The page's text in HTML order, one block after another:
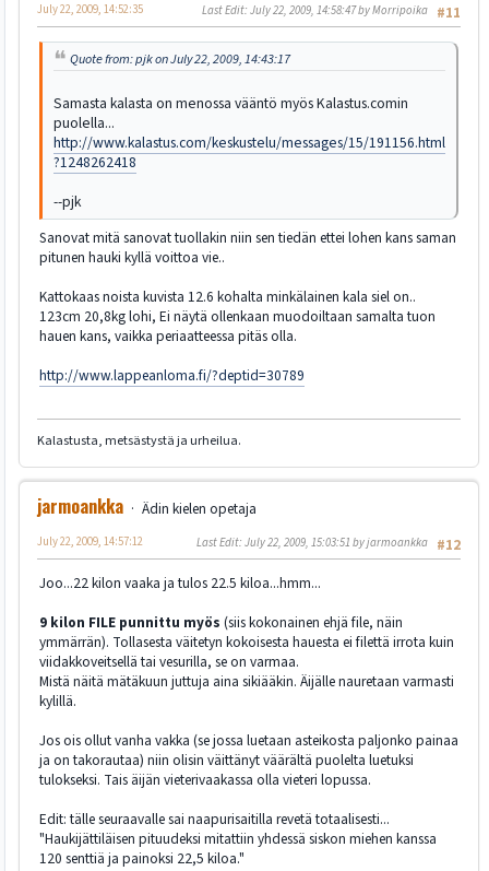
#11
July 22, 2009, 14:52:35 Last Edit: July 22, 2009, 14:58:47 by Morripoika
Quote from: pjk on July 22, 2009, 14:43:17
Samasta kalasta on menossa vääntö myös Kalastus.comin
puolella...
http://www.kalastus.com/keskustelu/messages/15/191156.html
?1248262418
--pjk
Sanovat mitä sanovat tuollakin niin sen tiedän ettei lohen kans saman
pitunen hauki kyllä voittoa vie..
Kattokaas noista kuvista 12.6 kohalta minkälainen kala siel on..
123cm 20,8kg lohi, Ei näytä ollenkaan muodoiltaan samalta tuon
hauen kans, vaikka periaatteessa pitäs olla.
http://www.lappeanloma.fi/?deptid=30789
Kalastusta, metsästystä ja urheilua.
jarmoankka
Ädin kielen opetaja
#12
July 22, 2009, 14:57:12 Last Edit: July 22, 2009, 15:03:51 by jarmoankka
Joo...22 kilon vaaka ja tulos 22.5 kiloa...hmm...
9 kilon FILE punnittu myös (siis kokonainen ehjä file, näin
ymmärrän). Tollasesta väitetyn kokoisesta hauesta ei filettä irrota kuin
viidakkoveitsellä tai vesurilla, se on varmaa.
Mistä näitä mätäkuun juttuja aina sikiääkin. Äijälle nauretaan varmasti
kylillä.
Jos ois ollut vanha vakka (se jossa luetaan asteikosta paljonko painaa
ja on takorautaa) niin olisin väittänyt väärältä puolelta luetuksi
tulokseksi. Tais äijän vieterivaakassa olla vieteri lopussa.
Edit: tälle seuraavalle sai naapurisaitilla revetä totaalisesti...
"Haukijättiläisen pituudeksi mitattiin yhdessä siskon miehen kanssa
120 senttiä ja painoksi 22,5 kiloa."